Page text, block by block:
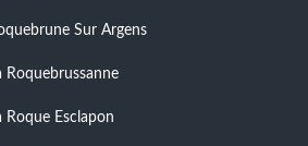
Sur Argens
Roquebrussanne
Roque Esclapon